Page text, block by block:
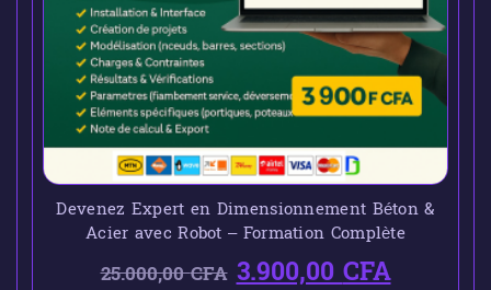
Devenez Expert en Dimensionnement Béton &
Acier avec Robot – Formation Complète
25.000,00CFA 3.900,00CFA